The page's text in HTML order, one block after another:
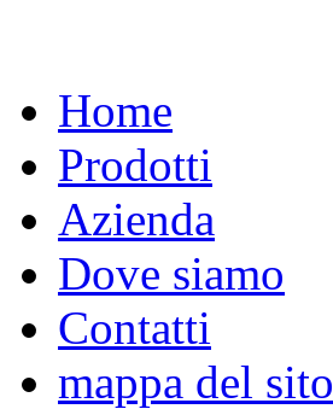
Home
Prodotti
Azienda
Dove siamo
Contatti
mappa del sito